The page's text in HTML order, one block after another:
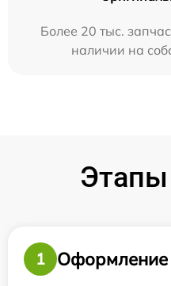
Более 20 тыс.
наличии на
1
Оформление